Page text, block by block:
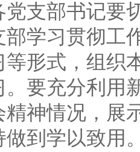
党支部书记要
学习贯彻工
等形式，组织
。要充分利用
神情况，展
到学以致用